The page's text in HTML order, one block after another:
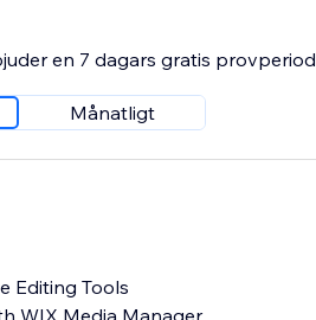
en 7 dagars gratis provperiod
Månatligt
Editing Tools